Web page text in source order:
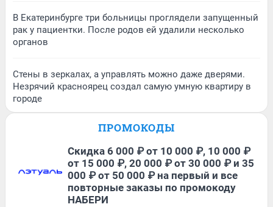
В Екатеринбурге три больницы проглядели запущенный
рак у пациентки. После родов ей удалили несколько
органов
Стены в зеркалах, а управлять можно даже дверями.
Незрячий красноярец создал самую умную квартиру в
городе
ПРОМОКОДЫ
Скидка 6 000 ₽ от 10 000 ₽, 10 000 ₽
от 15 000 ₽, 20 000 ₽ от 30 000 ₽ и 35
000 ₽ от 50 000 ₽ на первый и все
повторные заказы по промокоду
НАБЕРИ